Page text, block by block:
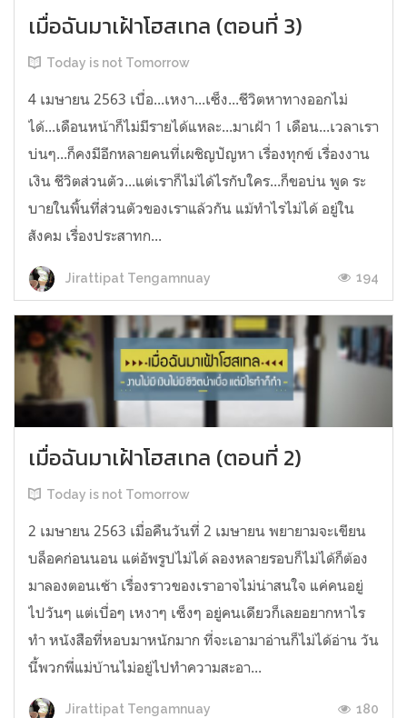
เมื่อฉันมาเฝ้าโฮสเทล (ตอนที่ 3)
Today is not Tomorrow
4 เมษายน 2563 เบื่อ...เหงา...เซ็ง...ชีวิตหาทางออกไม่
ได้...เดือนหน้าก็ไม่มีรายได้แหละ...มาเฝ้า 1 เดือน...เวลาเรา
บ่นๆ...ก็คงมีอีกหลายคนที่เผชิญปัญหา เรื่องทุกข์ เรื่องงาน
เงิน ชีวิตส่วนตัว...แต่เราก็ไม่ได้ไรกับใคร...ก็ขอบ่น พูด ระ
บายในพิ้นที่ส่วนตัวของเราแล้วกัน แม้ทำไรไม่ได้ อยู่ใน
สังคม เรื่องประสาทก...
Jirattipat Tengamnuay 194
เมื่อฉันมาเฝ้าโฮสเทล (ตอนที่ 2)
Today is not Tomorrow
2 เมษายน 2563 เมื่อคืนวันที่ 2 เมษายน พยายามจะเขียน
บล็อคก่อนนอน แต่อัพรูปไม่ได้ ลองหลายรอบก็ไม่ได้ก็ต้อง
มาลองตอนเช้า เรื่องราวของเราอาจไม่น่าสนใจ แค่คนอยู่
ไปวันๆ แต่เบื่อๆ เหงาๆ เซ็งๆ อยู่คนเดียวก็เลยอยากหาไร
ทำ หนังสือที่หอบมาหนักมาก ที่จะเอามาอ่านก็ไม่ได้อ่าน วัน
นี้พวกพี่แม่บ้านไม่อยู่ไปทำความสะอา...
Jirattipat Tengamnuay 180